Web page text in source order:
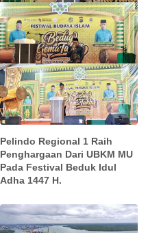
Pelindo Regional 1 Raih
Penghargaan Dari UBKM MU
Pada Festival Beduk Idul
Adha 1447 H.